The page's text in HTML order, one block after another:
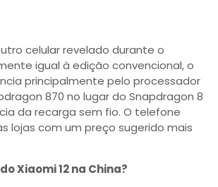
celular revelado durante o
igual à edição convencional, o
principalmente pelo processador
870 no lugar do Snapdragon 8
da recarga sem fio. O telefone
lojas com um preço sugerido mais
Xiaomi 12 na China?